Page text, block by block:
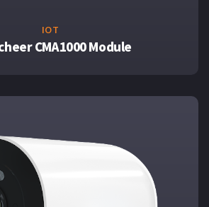
IOT
CMA1000 Module